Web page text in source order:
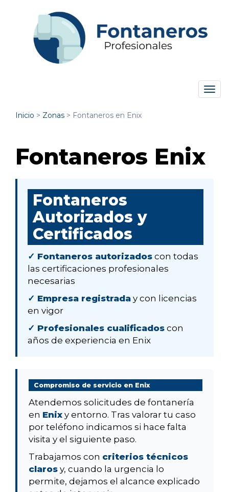
Inicio > Zonas > Fontaneros en Enix
Fontaneros Enix
Fontaneros
Autorizados y
Certificados
✓ Fontaneros autorizados con todas
las certificaciones profesionales
necesarias
✓ Empresa registrada y con licencias
en vigor
✓ Profesionales cualificados con
años de experiencia en Enix
Compromiso de servicio en Enix
Atendemos solicitudes de fontanería
en Enix y entorno. Tras valorar tu caso
por teléfono indicamos si hace falta
visita y el siguiente paso.
Trabajamos con criterios técnicos
claros y, cuando la urgencia lo
permite, dejamos el alcance explicado